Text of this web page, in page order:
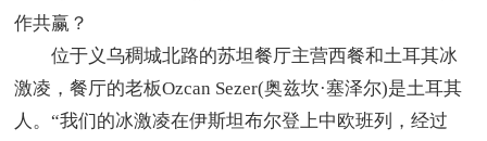
作共赢？
位于义乌稠城北路的苏坦餐厅主营西餐和土耳其冰
激凌，餐厅的老板Ozcan Sezer(奥兹坎·塞泽尔)是土耳其
人。“我们的冰激凌在伊斯坦布尔登上中欧班列，经过